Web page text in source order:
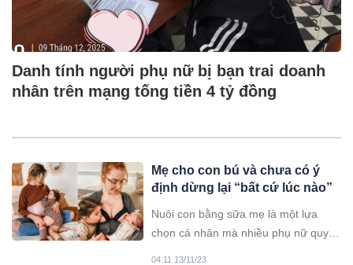
Danh tính người phụ nữ bị bạn trai doanh
nhân trên mạng tống tiền 4 tỷ đồng
Mẹ cho con bú và chưa có ý
định dừng lại “bất cứ lúc nào”
Nuôi con bằng sữa mẹ là một lựa
chọn cá nhân mà nhiều phụ nữ quyết
04:11 13/11/23